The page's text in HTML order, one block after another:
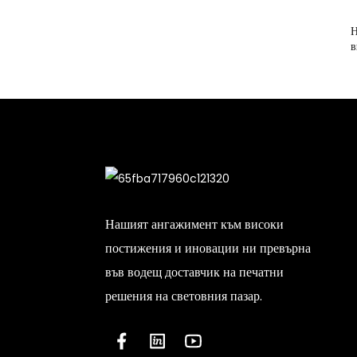
Нашият ангажимент към високи
постижения и иновации ни превърна
във водещ доставчик на печатни
решения на световния пазар.